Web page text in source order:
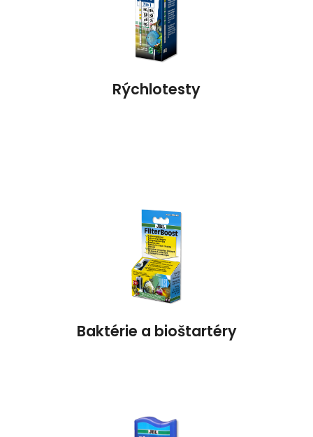
Rýchlotesty
Baktérie a bioštartéry